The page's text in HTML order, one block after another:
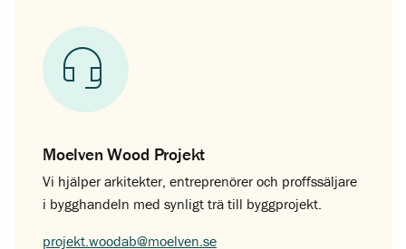
Moelven Wood Projekt
Vi hjälper arkitekter, entreprenörer och proffssäljare
i bygghandeln med synligt trä till byggprojekt.
projekt.woodab@moelven.se